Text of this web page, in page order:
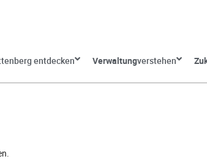
entdecken Verwaltungverstehen